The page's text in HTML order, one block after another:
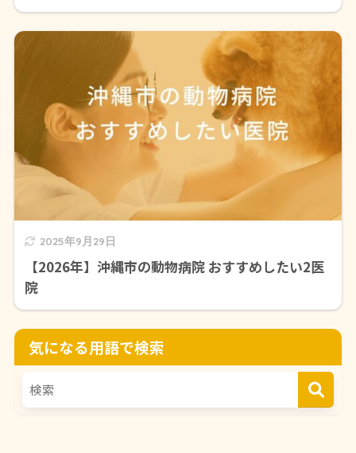
2025年9月29日
【2026年】沖縄市の動物病院 おすすめしたい2医
院
気になる用語で検索